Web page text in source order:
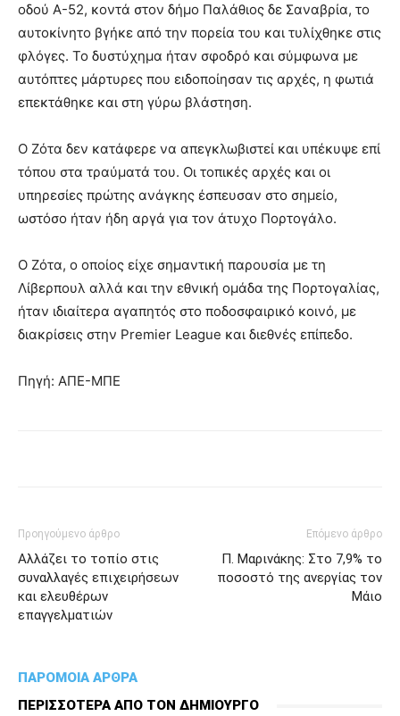
οδού A-52, κοντά στον δήμο Παλάθιος δε Σαναβρία, το
αυτοκίνητο βγήκε από την πορεία του και τυλίχθηκε στις
φλόγες. Το δυστύχημα ήταν σφοδρό και σύμφωνα με
αυτόπτες μάρτυρες που ειδοποίησαν τις αρχές, η φωτιά
επεκτάθηκε και στη γύρω βλάστηση.
Ο Ζότα δεν κατάφερε να απεγκλωβιστεί και υπέκυψε επί
τόπου στα τραύματά του. Οι τοπικές αρχές και οι
υπηρεσίες πρώτης ανάγκης έσπευσαν στο σημείο,
ωστόσο ήταν ήδη αργά για τον άτυχο Πορτογάλο.
Ο Ζότα, ο οποίος είχε σημαντική παρουσία με τη
Λίβερπουλ αλλά και την εθνική ομάδα της Πορτογαλίας,
ήταν ιδιαίτερα αγαπητός στο ποδοσφαιρικό κοινό, με
διακρίσεις στην Premier League και διεθνές επίπεδο.
Πηγή: ΑΠΕ-ΜΠΕ
Προηγούμενο άρθρο
Αλλάζει το τοπίο στις
συναλλαγές επιχειρήσεων
και ελευθέρων
επαγγελματιών
Επόμενο άρθρο
Π. Μαρινάκης: Στο 7,9% το
ποσοστό της ανεργίας τον
Μάιο
ΠΑΡΟΜΟΙΑ ΑΡΘΡΑ
ΠΕΡΙΣΣΟΤΕΡΑ ΑΠΟ ΤΟΝ ΔΗΜΙΟΥΡΓΟ